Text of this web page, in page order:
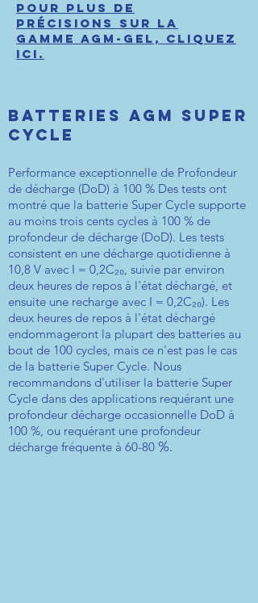
POUR PLUS DE
PRÉCISIONS SUR La
GAMME AGM-GEL, cliquez
ici.
BATTERIES AGM SUPER
CYCLE
Performance exceptionnelle de Profondeur
de décharge (DoD) à 100 % Des tests ont
montré que la batterie Super Cycle supporte
au moins trois cents cycles à 100 % de
profondeur de décharge (DoD). Les tests
consistent en une décharge quotidienne à
10,8 V avec I = 0,2C₂₀, suivie par environ
deux heures de repos à l'état déchargé, et
ensuite une recharge avec I = 0,2C₂₀). Les
deux heures de repos à l'état déchargé
endommageront la plupart des batteries au
bout de 100 cycles, mais ce n'est pas le cas
de la batterie Super Cycle. Nous
recommandons d'utiliser la batterie Super
Cycle dans des applications requérant une
profondeur décharge occasionnelle DoD à
100 %, ou requérant une profondeur
décharge fréquente à 60-80 %.